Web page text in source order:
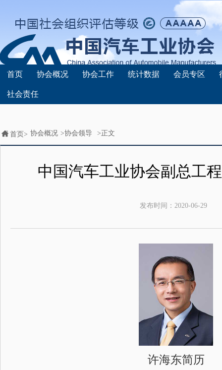
首页 协会概况 协会工作 统计数据 会员专区
社会责任
首页> 协会概况 >协会领导 >正文
中国汽车工业协会副总工
发布时间： 2020-06-29
许海东简历